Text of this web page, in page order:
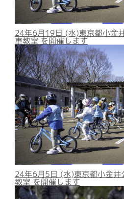
24年6月19日 (水)東京都小金
車教室 を開催します
24年6月5日 (水)東京都小金井
教室 を開催します